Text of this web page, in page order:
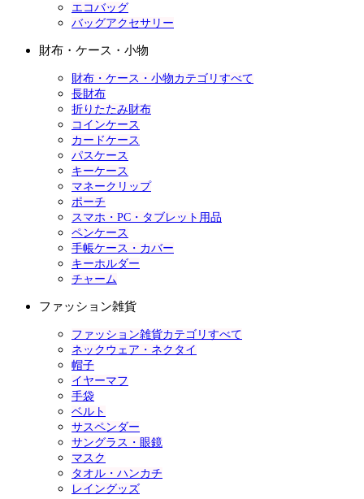
エコバッグ
バッグアクセサリー
財布・ケース・小物
財布・ケース・小物カテゴリすべて
長財布
折りたたみ財布
コインケース
カードケース
パスケース
キーケース
マネークリップ
ポーチ
スマホ・PC・タブレット用品
ペンケース
手帳ケース・カバー
キーホルダー
チャーム
ファッション雑貨
ファッション雑貨カテゴリすべて
ネックウェア・ネクタイ
帽子
イヤーマフ
手袋
ベルト
サスペンダー
サングラス・眼鏡
マスク
タオル・ハンカチ
レイングッズ